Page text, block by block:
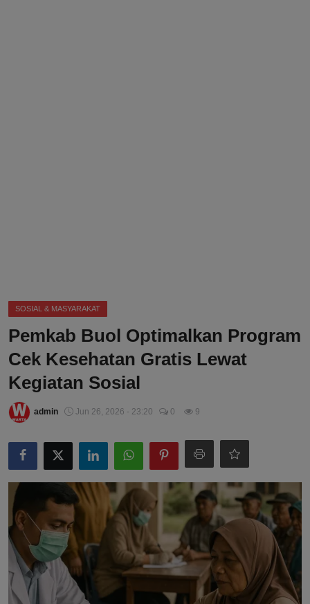
SOSIAL & MASYARAKAT
Pemkab Buol Optimalkan Program
Cek Kesehatan Gratis Lewat
Kegiatan Sosial
admin Jun 26, 2026 - 23:20 0 9